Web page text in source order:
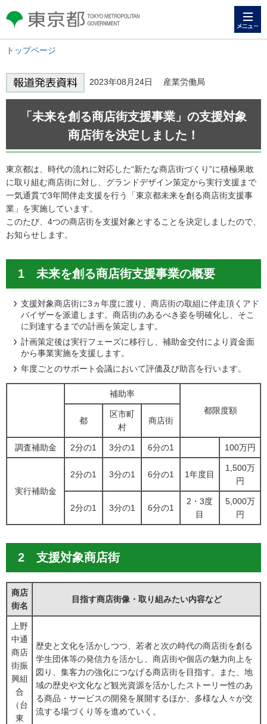
東京都 TOKYO METROPOLITAN
GOVERNMENT
トップページ
2023年08月24日 産業労働局
「未来を創る商店街支援事業」の支援対象
商店街を決定しました！
東京都は、時代の流れに対応した“新たな商店街づくり”に積極果敢
に取り組む商店街に対し、グランドデザイン策定から実行支援まで
一気通貫で3年間伴走支援を行う「東京都未来を創る商店街支援事
業」を実施しています。
このたび、4つの商店街を支援対象とすることを決定しましたので、
お知らせします。
1 未来を創る商店街支援事業の概要
支援対象商店街に3ヵ年度に渡り、商店街の取組に伴走頂くアド
バイザーを派遣します。商店街のあるべき姿を明確化し、そこ
に到達するまでの計画を策定します。
計画策定後は実行フェーズに移行し、補助金交付により資金面
から事業実施を支援します。
年度ごとのサポート会議において評価及び助言を行います。
補助率
都限度額
都
区市町
村
商店街
調査補助金 2分の1 3分の1 6分の1 100万円
実行補助金
2分の1 3分の1 6分の1 1年度目
1,500万
円
2分の1 3分の1 6分の1
2・3度
目
5,000万
円
2 支援対象商店街
商店
街名
目指す商店街像・取り組みたい内容など
上野
中通
商店
街振
興組
合
（台
東
歴史と文化を活かしつつ、若者と次の時代の商店街を創る
学生団体等の発信力を活かし、商店街や個店の魅力向上を
図り、集客力の強化につなげる商店街を目指す。また、地
域の歴史や文化など観光資源を活かしたストーリー性のあ
る商品・サービスの開発を展開するほか、多様な人々が交
流する場づくり等を進めていく。